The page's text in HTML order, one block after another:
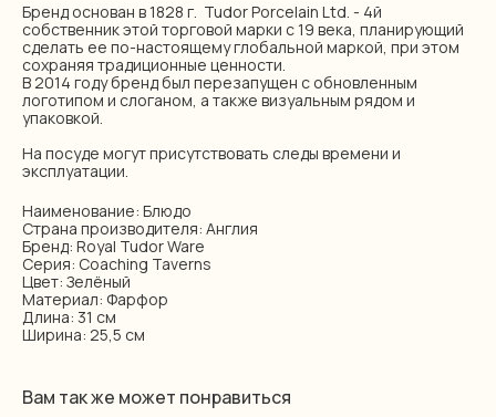
Бренд основан в 1828 г. Tudor Porcelain Ltd. - 4й
собственник этой торговой марки с 19 века, планирующий
сделать ее по-настоящему глобальной маркой, при этом
сохраняя традиционные ценности.
В 2014 году бренд был перезапущен с обновленным
логотипом и слоганом, а также визуальным рядом и
упаковкой.
На посуде могут присутствовать следы времени и
эксплуатации.
Наименование: Блюдо
Страна производителя: Англия
Бренд: Royal Tudor Ware
Серия: Coaching Taverns
Цвет: Зелёный
Материал: Фарфор
Длина: 31 см
Ширина: 25,5 см
Вам так же может понравиться